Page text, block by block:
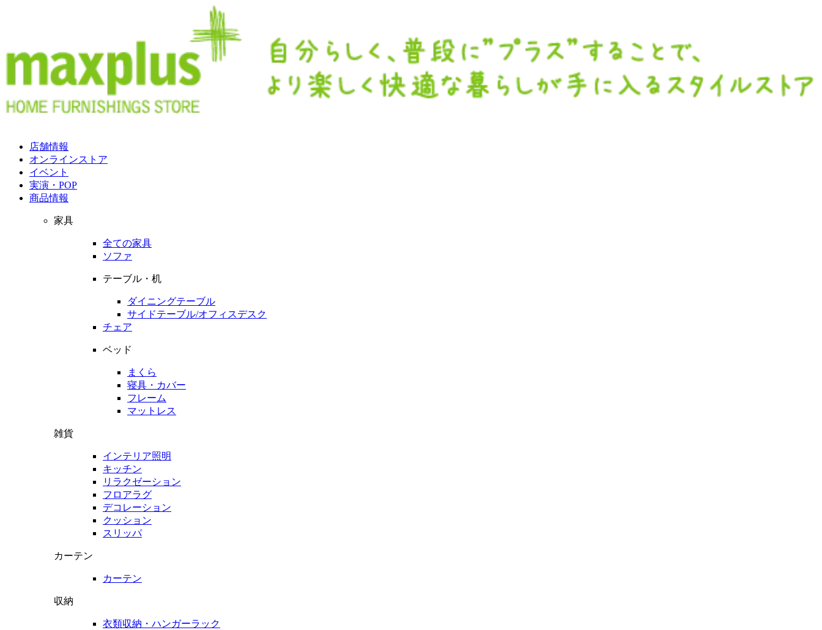
店舗情報
オンラインストア
イベント
実演・POP
商品情報
家具
全ての家具
ソファ
テーブル・机
ダイニングテーブル
サイドテーブル/オフィスデスク
チェア
ベッド
まくら
寝具・カバー
フレーム
マットレス
雑貨
インテリア照明
キッチン
リラクゼーション
フロアラグ
デコレーション
クッション
スリッパ
カーテン
カーテン
収納
衣類収納・ハンガーラック